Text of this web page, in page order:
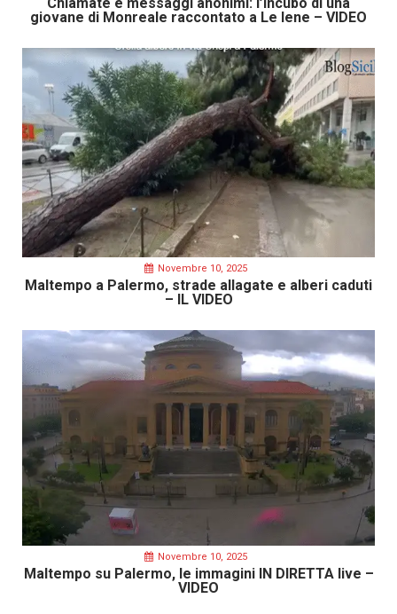
giovane di Monreale raccontato a Le Iene – VIDEO
Novembre 10, 2025
Maltempo a Palermo, strade allagate e alberi caduti
– IL VIDEO
Novembre 10, 2025
Maltempo su Palermo, le immagini IN DIRETTA live –
VIDEO